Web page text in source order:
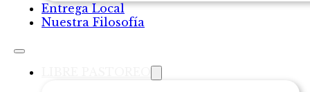
Entrega Local
Nuestra Filosofía